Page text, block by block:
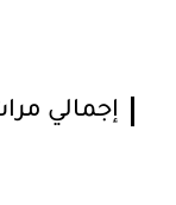
إجمالي